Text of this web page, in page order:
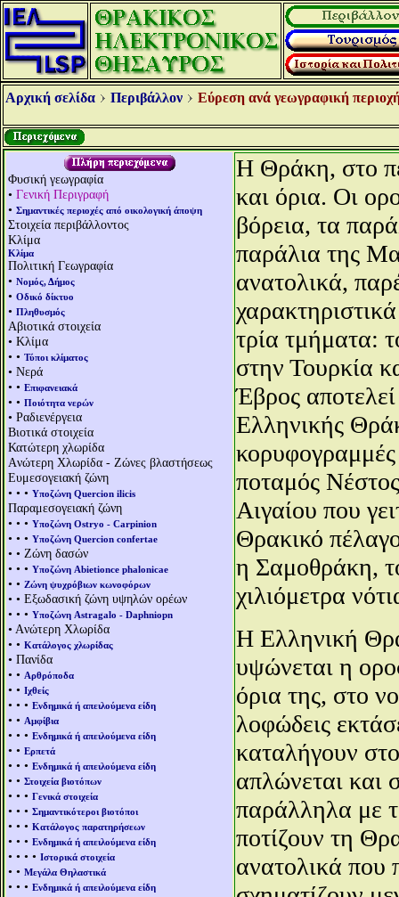
Αρχική σελίδα Περιβάλλον Εύρεση ανά γεωγραφική
Φυσική γεωγραφία
• Γενική Περιγραφή
• Σημαντικές περιοχές από οικολογική άποψη
Στοιχεία περιβάλλοντος
Κλίμα
Κλίμα
Πολιτική Γεωγραφία
• Νομός, Δήμος
• Οδικό δίκτυο
• Πληθυσμός
Αβιοτικά στοιχεία
• Κλίμα
• • Τύποι κλίματος
• Νερά
• • Επιφανειακά
• • Ποιότητα νερών
• Ραδιενέργεια
Βιοτικά στοιχεία
Κατώτερη χλωρίδα
Aνώτερη Χλωρίδα - Ζώνες βλαστήσεως
Ευμεσογειακή ζώνη
• • • Υποζώνη Quercion ilicis
Παραμεσογειακή ζώνη
• • • Υποζώνη Ostryo - Carpinion
• • • Υποζώνη Quercion confertae
• • Ζώνη δασών
• • • Υποζώνη Abietionce phalonicae
• • Ζώνη ψυχρόβιων κωνοφόρων
• • Εξωδασική ζώνη υψηλών ορέων
• • • Υποζώνη Astragalo - Daphniopn
• Aνώτερη Χλωρίδα
• • Κατάλογος χλωρίδας
• Πανίδα
• • Αρθρόποδα
• • Ιχθείς
• • • Ενδημικά ή απειλούμενα είδη
• • Αμφίβια
• • • Ενδημικά ή απειλούμενα είδη
• • Ερπετά
• • • Ενδημικά ή απειλούμενα είδη
• • Στοιχεία βιοτόπων
• • • Γενικά στοιχεία
• • • Σημαντικότεροι βιοτόποι
• • • Κατάλογος παρατηρήσεων
• • • Ενδημικά ή απειλούμενα είδη
• • • • Ιστορικά στοιχεία
• • Μεγάλα Θηλαστικά
• • • Ενδημικά ή απειλούμενα είδη
Η Θράκη, στο
και όρια. Οι
βόρεια, τα
παράλια της
ανατολικά,
τρία τμήματα:
στην Τουρκία
Έβρος
Ελληνικής
κορυφογραμμές
ποταμός
Αιγαίου που
Θρακικό
η Σαμοθράκη,
χιλιόμετρα
Η Ελληνική
υψώνεται η
όρια της, στο
λοφώδεις
καταλήγουν
απλώνεται και
παράλληλα με
ποτίζουν τη
ανατολικά που